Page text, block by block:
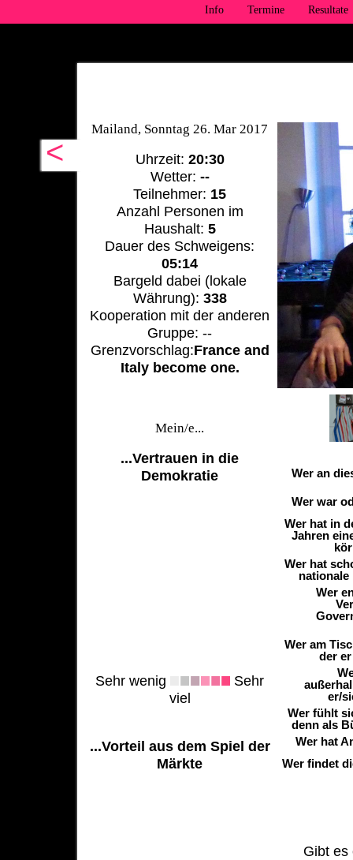
Info Termine Resultate
<
Mailand, Sonntag 26. Mar 2017
Uhrzeit: 20:30
Wetter: --
Teilnehmer: 15
Anzahl Personen im
Haushalt: 5
Dauer des Schweigens:
05:14
Bargeld dabei (lokale
Währung): 338
Kooperation mit der anderen
Gruppe: --
Grenzvorschlag:France and
Italy become one.
Mein/e...
...Vertrauen in die
Demokratie
Sehr wenig
Sehr
viel
...Vorteil aus dem Spiel der
Märkte
Wer an
Wer war
Wer hat in
Jahren
Wer hat
Wer
Wer am
der
er/
Wer fühlt
denn als
Wer hat
Wer findet
Gibt es